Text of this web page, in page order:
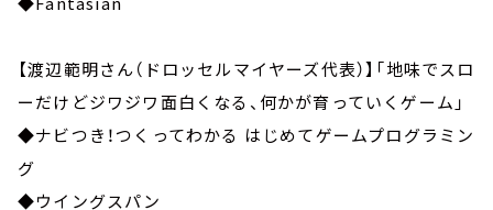
【渡辺範明さん（ドロッセルマイヤーズ代表）】「地味でスロ
ーだけどジワジワ面白くなる、何かが育っていくゲーム」
◆ナビつき！つくってわかる はじめてゲームプログラミン
グ
◆ウイングスパン